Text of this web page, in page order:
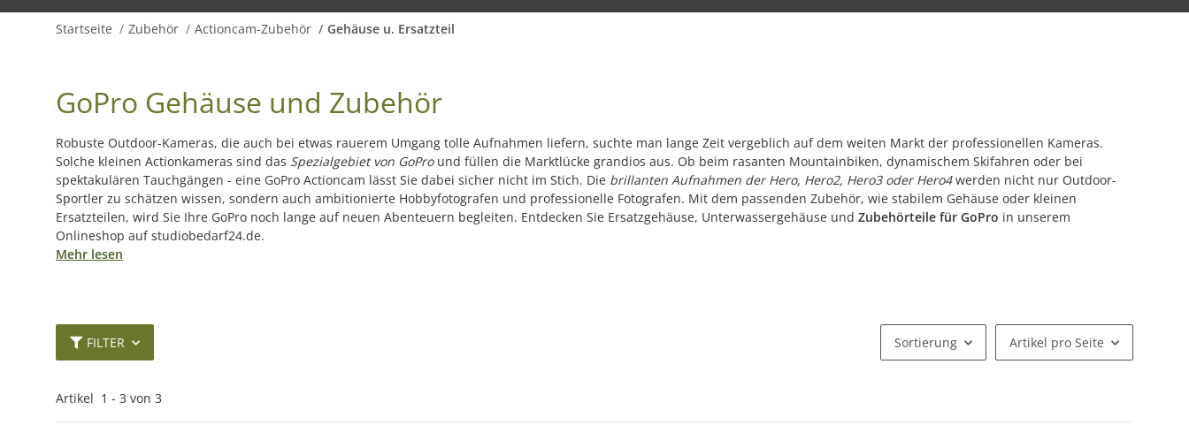
Startseite Zubehör Actioncam-Zubehör Gehäuse u. Ersatzteil
GoPro Gehäuse und Zubehör
Robuste Outdoor-Kameras, die auch bei etwas rauerem Umgang tolle Aufnahmen liefern, suchte man lange Zeit vergeblich auf dem weiten Markt der professionellen Kameras.
Solche kleinen Actionkameras sind das Spezialgebiet von GoPround füllen die Marktlücke grandios aus. Ob beim rasanten Mountainbiken, dynamischem Skifahren oder bei
spektakulären Tauchgängen - eine GoPro Actioncam lässt Sie dabei sicher nicht im Stich. Die brillanten Aufnahmen der Hero, Hero2, Hero3 oder Hero4werden nicht nur Outdoor-
Sportler zu schätzen wissen, sondern auch ambitionierte Hobbyfotografen und professionelle Fotografen. Mit dem passenden Zubehör, wie stabilem Gehäuse oder kleinen
Ersatzteilen, wird Sie Ihre GoPro noch lange auf neuen Abenteuern begleiten. Entdecken Sie Ersatzgehäuse, Unterwassergehäuse und Zubehörteile für GoPro in unserem
Onlineshop auf studiobedarf24.de.
Mehr lesen
FILTER Sortierung Artikel pro Seite
Artikel 1 - 3 von 3